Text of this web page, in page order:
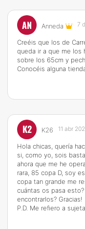
AN Anneda 7
Creéis que los de
queda ir a que me los
sobre los 65cm y
Conocéis alguna
K2 K26 11 abr
Hola chicas, quería
si, como yo, sois
ahora que me he
rara, 85 copa D, soy
copa tan grande me
cuántas os pasa
encontrarlos? Gracias!
P.D. Me refiero a